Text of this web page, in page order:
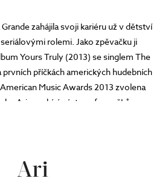
zahájila svoji kariéru už v dětství
rolemi. Jako zpěvačku ji
Yours Truly (2013) se singlem The
příčkách amerických hudebních
Music Awards 2013 zvolena
Ariana sbírá zástupy fanoušků
hitem za druhým. Kromě hudební
Grande sestavila v roce 2015
jeho elementů autenticky vystihuje
Ari